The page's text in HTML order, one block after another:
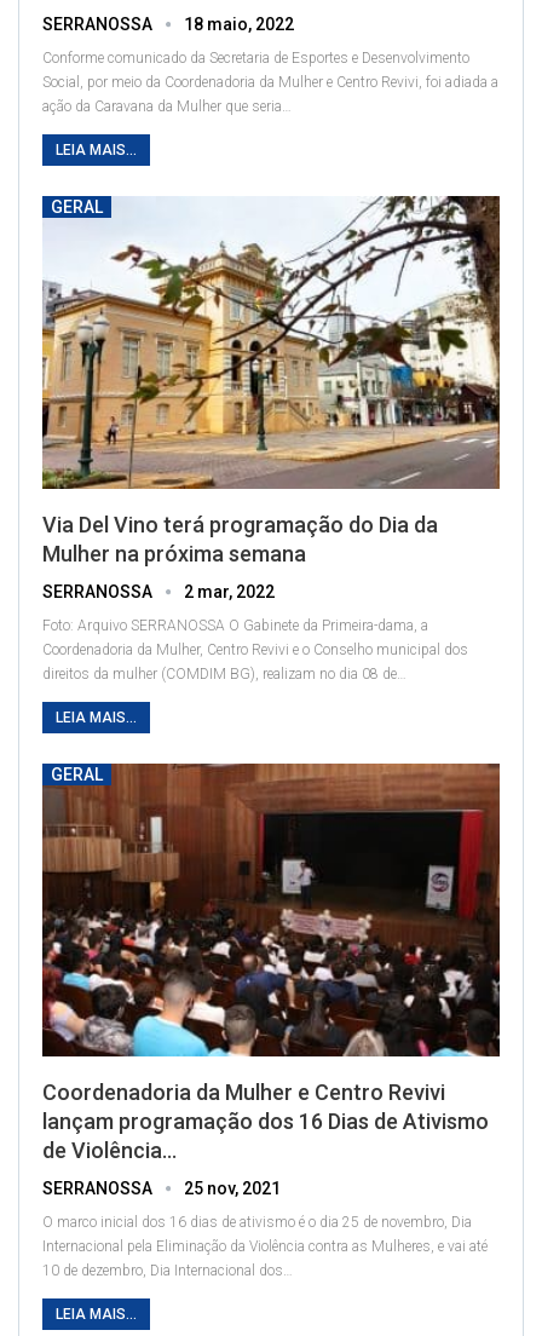
SERRANOSSA 18 maio, 2022
Conforme comunicado da Secretaria de Esportes e Desenvolvimento
Social, por meio da Coordenadoria da Mulher e Centro Revivi, foi adiada a
ação da Caravana da Mulher que seria…
LEIA MAIS...
GERAL
Via Del Vino terá programação do Dia da
Mulher na próxima semana
SERRANOSSA 2 mar, 2022
Foto: Arquivo SERRANOSSA O Gabinete da Primeira-dama, a
Coordenadoria da Mulher, Centro Revivi e o Conselho municipal dos
direitos da mulher (COMDIM BG), realizam no dia 08 de…
LEIA MAIS...
GERAL
Coordenadoria da Mulher e Centro Revivi
lançam programação dos 16 Dias de Ativismo
de Violência…
SERRANOSSA 25 nov, 2021
O marco inicial dos 16 dias de ativismo é o dia 25 de novembro, Dia
Internacional pela Eliminação da Violência contra as Mulheres, e vai até
10 de dezembro, Dia Internacional dos…
LEIA MAIS...